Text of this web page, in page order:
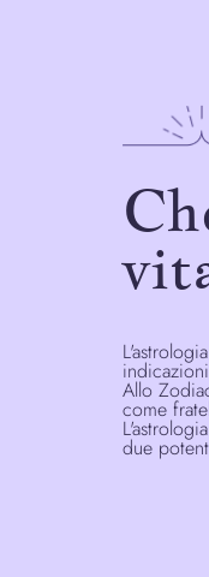
Allo
come
due